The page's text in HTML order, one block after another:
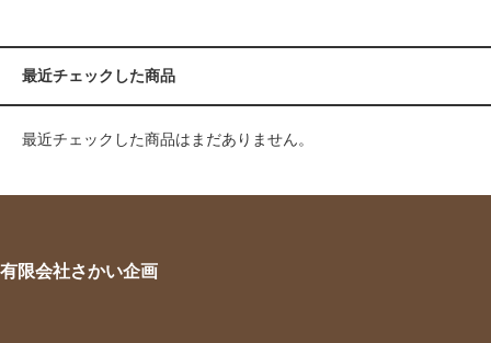
最近チェックした商品
最近チェックした商品はまだありません。
有限会社さかい企画